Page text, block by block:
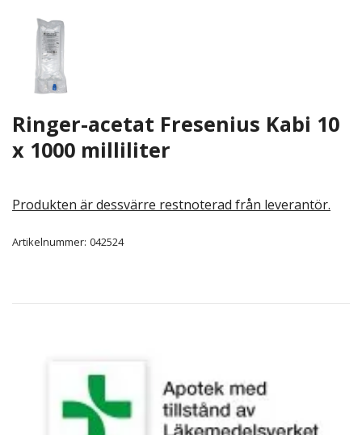
Ringer-acetat Fresenius Kabi 10
x 1000 milliliter
Produkten är dessvärre restnoterad från leverantör.
Artikelnummer: 042524